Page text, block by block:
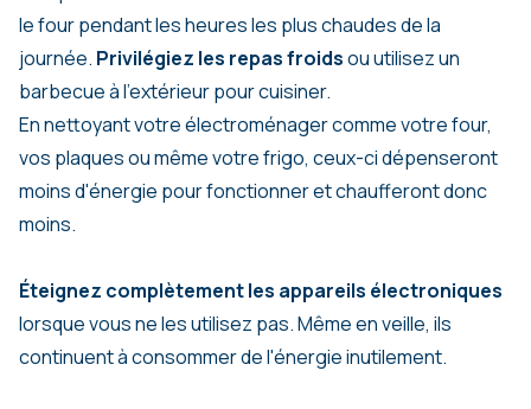
le four pendant les heures les plus chaudes de la
journée. Privilégiez les repas froidsou utilisez un
barbecue à l'extérieur pour cuisiner.
En nettoyant votre électroménager comme votre four,
vos plaques ou même votre frigo, ceux-ci dépenseront
moins d'énergie pour fonctionner et chaufferont donc
moins.
Éteignez complètement les appareils électroniques
lorsque vous ne les utilisez pas. Même en veille, ils
continuent à consommer de l'énergie inutilement.